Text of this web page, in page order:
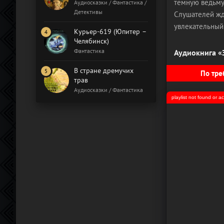
темную
Слушателей
Аудиокнига
По
playlist not found or
Бал газовщиков
Аудиосказки / Фантастика /
Детективы
Курьер-619 (Юпитер –
Челябинск)
Фантастика
В стране дремучих
трав
Аудиосказки / Фантастика